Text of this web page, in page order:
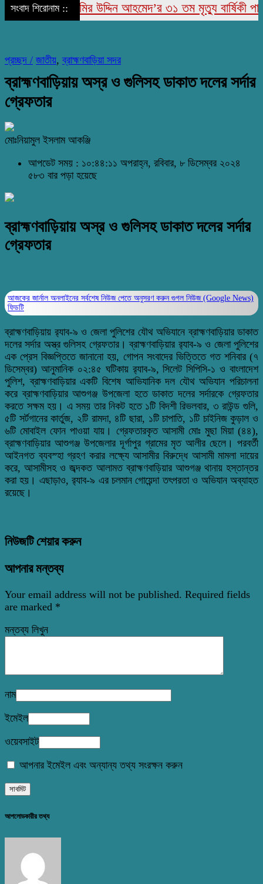
সংবাদ শিরোনাম ::
মরহুম জামির উদ্দিন আহমেদ’র ৩১ তম মৃত্যু বার্ষিকী পালিত
প্রচ্ছদ / জাতীয়,ব্রাহ্মণবাড়িয়া সদর
ব্রাহ্মণবাড়িয়ায় অস্র ও গুলিসহ ডাকাত দলের সর্দার
গ্রেফতার
মোঃনিয়ামুল ইসলাম আকঞ্জি
আপডেট সময় : ১০:৪৪:১১ অপরাহ্ন, রবিবার, ৮ ডিসেম্বর ২০২৪
৫৮৩ বার পড়া হয়েছে
ব্রাহ্মণবাড়িয়ায় অস্র ও গুলিসহ ডাকাত দলের সর্দার
গ্রেফতার
আজকের জার্নাল অনলাইনের সর্বশেষ নিউজ পেতে অনুসরণ করুন গুগল নিউজ (Google News)
ফিডটি
ব্রাহ্মণবাড়িয়ায় র‌্যাব-৯ ও জেলা পুলিশের যৌথ অভিযানে ব্রাহ্মণবাড়িয়ার ডাকাত
দলের সর্দার অস্ত্র গুলিসহ গ্রেফতার। ব্রাহ্মণবাড়িয়ার র‌্যাব-৯ ও জেলা পুলিশের
এক প্রেস বিজ্ঞপ্তিতে জানানো হয়, গোপন সংবাদের ভিত্তিতে গত শনিবার (৭
ডিসেম্বর) আনুমানিক ০২:৪৫ ঘটিকায় র‌্যাব-৯, সিলেট সিপিসি-১ ও বাংলাদেশ
পুলিশ, ব্রাহ্মণবাড়িয়ার একটি বিশেষ আভিযানিক দল যৌথ অভিযান পরিচালনা
করে ব্রাহ্মণবাড়িয়ার আশুগঞ্জ উপজেলা হতে ডাকাত দলের সর্দারকে গ্রেফতার
করতে সক্ষম হয়। এ সময় তার নিকট হতে ১টি বিদশী রিভলবার, ৩ রাউন্ড গুলি,
৫টি সর্টগানের কার্তুজ, ২টি রামদা, ৪টি ছারা, ১টি চাপাতি, ১টি চাইনিজ কুড়াল ও
৬টি মোবাইল ফোন পাওয়া যায়। গ্রেফতারকৃত আসামী মোঃ মুছা মিয়া (৪৪),
ব্রাহ্মণবাড়িয়ার আশুগঞ্জ উপজেলার দূর্গাপুর গ্রামের মৃত আলীর ছেলে। পরবর্তী
আইনগত ব্যবস্হা গ্রহণ করার লক্ষ্যে আসামীর বিরুদ্ধে আসামী মামলা দায়ের
করে, আসামীসহ ও জব্দকত আলামত ব্রাহ্মণবাড়িয়ার আশুগঞ্জ থানায় হস্তান্তর
করা হয়। এছাড়াও, র‌্যাব-৯ এর চলমান গোয়েন্দা তৎপরতা ও অভিযান অব্যাহত
রয়েছে।
নিউজটি শেয়ার করুন
আপনার মন্তব্য
Your email address will not be published. Required fields
are marked *
মন্তব্য লিখুন
নাম
ইমেইল
ওয়েবসাইট
আপনার ইমেইল এবং অন্যান্য তথ্য সংরক্ষন করুন
আপলোডকারীর তথ্য